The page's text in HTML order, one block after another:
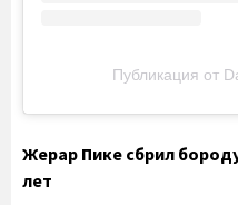
Публикация от
Жерар Пике сбрил
лет